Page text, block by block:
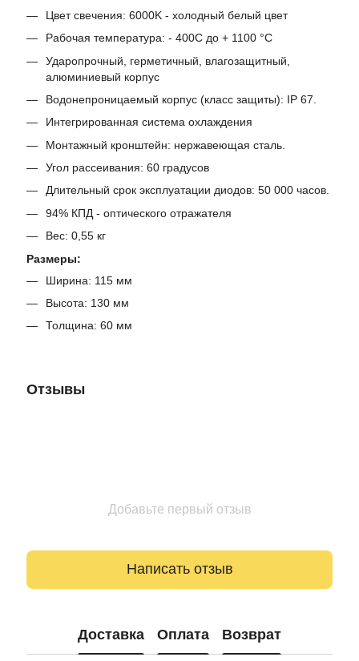
Цвет свечения: 6000K - холодный белый цвет
Рабочая температура: - 400С до + 1100 °C
Ударопрочный, герметичный, влагозащитный,
алюминиевый корпус
Водонепроницаемый корпус (класс защиты): IP 67.
Интегрированная система охлаждения
Монтажный кронштейн: нержавеющая сталь.
Угол рассеивания: 60 градусов
Длительный срок эксплуатации диодов: 50 000 часов.
94% КПД - оптического отражателя
Вес: 0,55 кг
Размеры:
Ширина: 115 мм
Высота: 130 мм
Толщина: 60 ​​мм
Отзывы
Добавьте первый отзыв
Написать отзыв
Доставка Оплата Возврат